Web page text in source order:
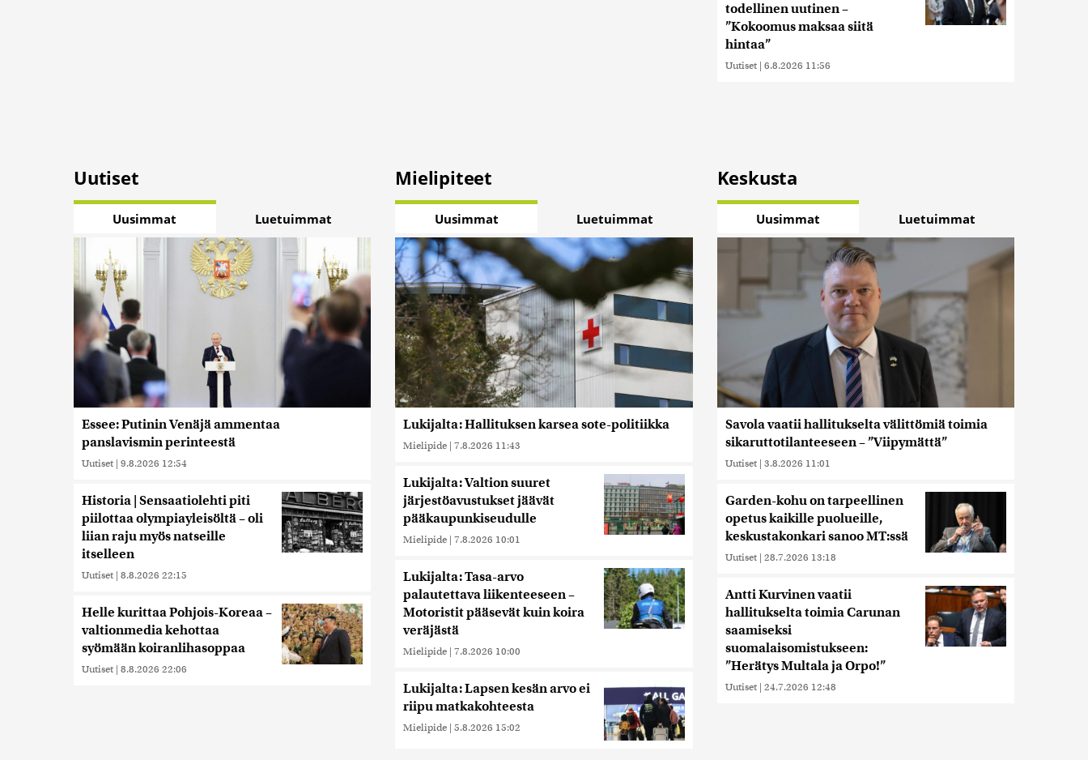
todellinen uutinen –
”Kokoomus maksaa siitä
hintaa”
Uutiset | 6.8.2026 11:56
Uutiset
Uusimmat Luetuimmat
Essee: Putinin Venäjä ammentaa
panslavismin perinteestä
Uutiset | 9.8.2026 12:54
Historia | Sensaatiolehti piti
piilottaa olympiayleisöltä – oli
liian raju myös natseille
itselleen
Uutiset | 8.8.2026 22:15
Helle kurittaa Pohjois-Koreaa –
valtionmedia kehottaa
syömään koiranlihasoppaa
Uutiset | 8.8.2026 22:06
Mielipiteet
Uusimmat Luetuimmat
Lukijalta: Hallituksen karsea sote-politiikka
Mielipide | 7.8.2026 11:43
Lukijalta: Valtion suuret
järjestöavustukset jäävät
pääkaupunkiseudulle
Mielipide | 7.8.2026 10:01
Lukijalta: Tasa-arvo
palautettava liikenteeseen –
Motoristit pääsevät kuin koira
veräjästä
Mielipide | 7.8.2026 10:00
Lukijalta: Lapsen kesän arvo ei
riipu matkakohteesta
Mielipide | 5.8.2026 15:02
Keskusta
Uusimmat Luetuimmat
Savola vaatii hallitukselta välittömiä toimia
sikaruttotilanteeseen – ”Viipymättä”
Uutiset | 3.8.2026 11:01
Garden-kohu on tarpeellinen
opetus kaikille puolueille,
keskustakonkari sanoo MT:ssä
Uutiset | 28.7.2026 13:18
Antti Kurvinen vaatii
hallitukselta toimia Carunan
saamiseksi
suomalaisomistukseen:
”Herätys Multala ja Orpo!”
Uutiset | 24.7.2026 12:48